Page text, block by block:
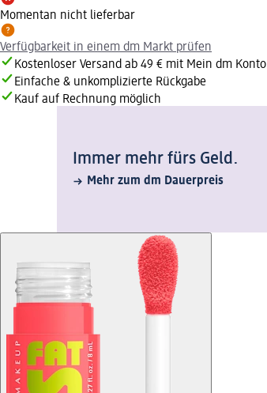
Momentan nicht lieferbar
Verfügbarkeit in einem dm Markt prüfen
Kostenloser Versand ab 49 € mit Mein dm Konto
Einfache & unkomplizierte Rückgabe
Kauf auf Rechnung möglich
Immer mehr fürs Geld.
Mehr zum dm Dauerpreis